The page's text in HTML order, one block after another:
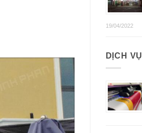
19/04/2022
DỊCH VỤ